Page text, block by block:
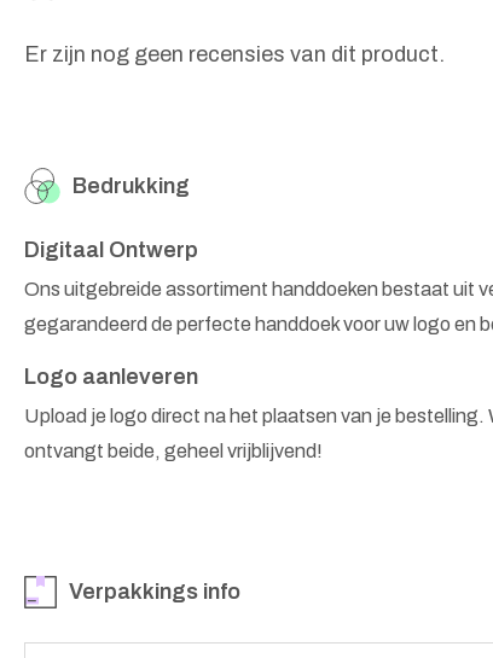
Er zijn nog geen recensies van dit product.
Bedrukking
Digitaal Ontwerp
Ons uitgebreide assortiment handdoeken bestaat uit
gegarandeerd de perfecte handdoek voor uw logo en
Logo aanleveren
Upload je logo direct na het plaatsen van je
ontvangt beide, geheel vrijblijvend!
Verpakkings info